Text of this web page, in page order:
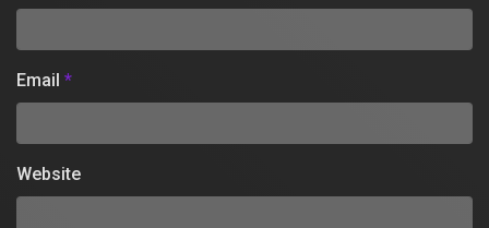
Email *
Website